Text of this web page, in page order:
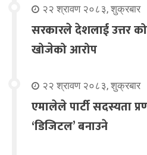
२२ श्रावण २०८३, शुक्रबार
सरकारले देशलाई उत्तर
खोजेको आरोप
२२ श्रावण २०८३, शुक्रबार
एमालेले पार्टी सदस्यता
‘डिजिटल’ बनाउने